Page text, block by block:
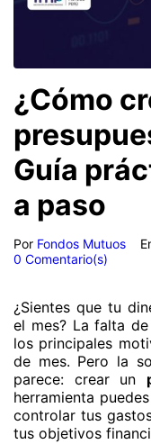
¿Cómo
Guía
a paso
Por Fondos Mutuos
0 Comentario(s)
¿Sientes que tu
el mes? La falta
los principales
de mes. Pero la
parece: crear un
herramienta
controlar tus
tus objetivos